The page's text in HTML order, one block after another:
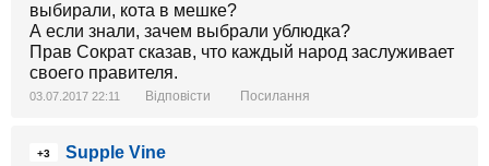
выбирали, кота в мешке?
А если знали, зачем выбрали ублюдка?
Прав Сократ сказав, что каждый народ заслуживает
своего правителя.
03.07.2017 22:11 Відповісти Посилання
+3
Supple Vine